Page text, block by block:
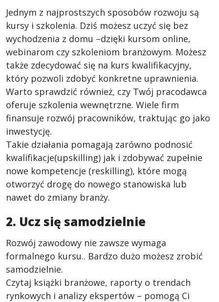
Jednym z najprostszych sposobów rozwoju są
kursy i szkolenia. Dziś możesz uczyć się bez
wychodzenia z domu –dzięki kursom online,
webinarom czy szkoleniom branżowym. Możesz
także zdecydować się na kurs kwalifikacyjny,
który pozwoli zdobyć konkretne uprawnienia.
Warto sprawdzić również, czy Twój pracodawca
oferuje szkolenia wewnętrzne. Wiele firm
finansuje rozwój pracowników, traktując go jako
inwestycję.
Takie działania pomagają zarówno podnosić
kwalifikacje(upskilling) jak i zdobywać zupełnie
nowe kompetencje (reskilling), które mogą
otworzyć drogę do nowego stanowiska lub
nawet do zmiany branży.
2. Ucz się samodzielnie
Rozwój zawodowy nie zawsze wymaga
formalnego kursu.. Bardzo dużo możesz zrobić
samodzielnie.
Czytaj książki branżowe, raporty o trendach
rynkowych i analizy ekspertów – pomogą Ci